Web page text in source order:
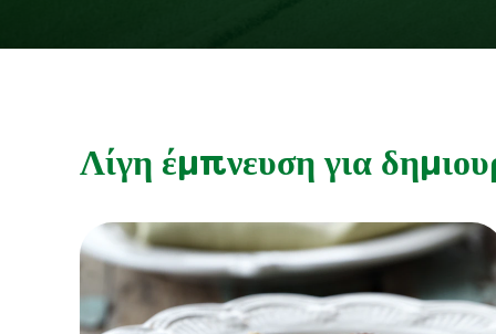
Λίγη έμπνευση για